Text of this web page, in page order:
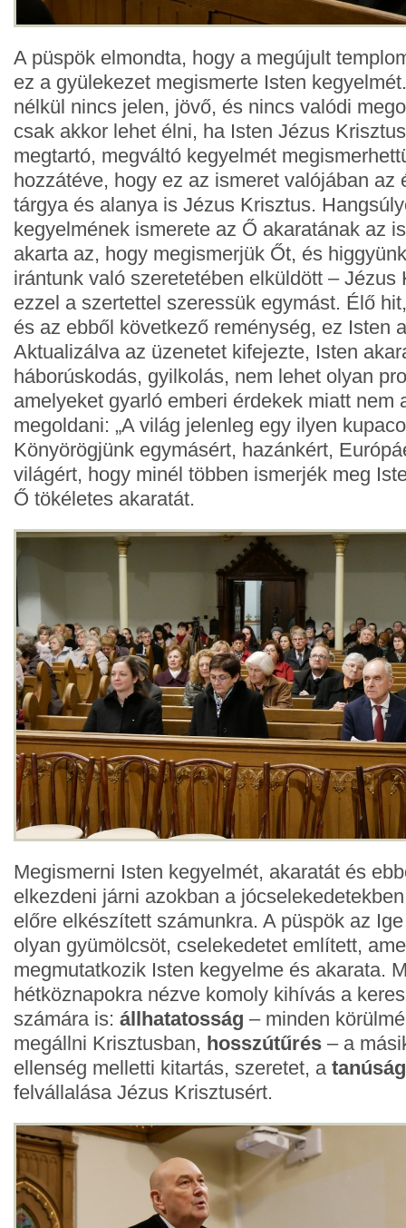
A püspök elmondta, hogy a megújult
ez a gyülekezet megismerte Isten
nélkül nincs jelen, jövő, és nincs valódi
csak akkor lehet élni, ha Isten Jézus
megtartó, megváltó kegyelmét
hozzátéve, hogy ez az ismeret valójában az
tárgya és alanya is Jézus Krisztus.
kegyelmének ismerete az Ő akaratának az
akarta az, hogy megismerjük Őt, és
irántunk való szeretetében elküldött – Jézus
ezzel a szertettel szeressük egymást. Élő
és az ebből következő reménység, ez Isten
Aktualizálva az üzenetet kifejezte, Isten
háborúskodás, gyilkolás, nem lehet olyan
amelyeket gyarló emberi érdekek miatt nem
megoldani: „A világ jelenleg egy ilyen
Könyörögjünk egymásért, hazánkért,
világért, hogy minél többen ismerjék meg
Ő tökéletes akaratát.
Megismerni Isten kegyelmét, akaratát és
elkezdeni járni azokban a
előre elkészített számunkra. A püspök az
olyan gyümölcsöt, cselekedetet említett,
megmutatkozik Isten kegyelme és akarata.
hétköznapokra nézve komoly kihívás a
számára is: állhatatosság – minden
megállni Krisztusban, hosszútűrés – a
ellenség melletti kitartás, szeretet, a tanúság
felvállalása Jézus Krisztusért.